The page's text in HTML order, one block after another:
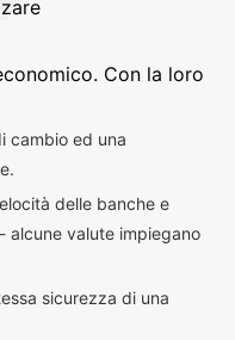
Con la loro
cambio ed una
delle banche e
alcune valute impiegano
sicurezza di una